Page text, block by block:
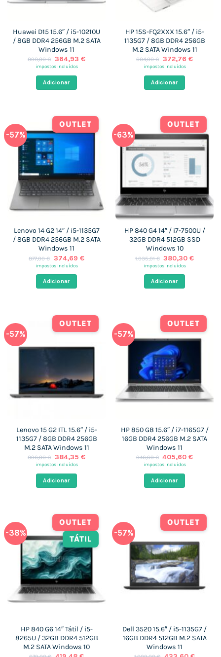
Huawei D15 15.6″ / i5-10210U
/ 8GB DDR4 256GB M.2 SATA
Windows 11
898,00€ O
preço
era:
898,00 €.
364,93 €O
impostos incluídos
Adicionar
HP 15S-FQ2XXX 15.6″ / i5-
1135G7 / 8GB DDR4 256GB
M.2 SATA Windows 11
604,00€ O
preço
era:
604,00 €.
372,76 €O
impostos incluídos
Adicionar
-57%
OUTLET
Lenovo 14 G2 14″ / i5-1135G7
/ 8GB DDR4 256GB M.2 SATA
Windows 11
877,00€ O
preço
era:
877,00 €.
374,69 €O
impostos incluídos
Adicionar
-63%
OUTLET
HP 840 G4 14″ / i7-7500U /
32GB DDR4 512GB SSD
Windows 10
1.035,01€ O
preço
era:
1.035,01 €.
380,30€O
impostos incluídos
Adicionar
-57%
OUTLET
Lenovo 15 G2 ITL 15.6″ / i5-
1135G7 / 8GB DDR4 256GB
M.2 SATA Windows 11
896,00€ O
preço
era:
896,00 €.
384,35 €O
impostos incluídos
Adicionar
-57%
OUTLET
HP 850 G8 15.6″ / i7-1165G7 /
16GB DDR4 256GB M.2 SATA
Windows 11
946,69€ O
preço
era:
946,69 €.
405,60€O
impostos incluídos
Adicionar
-38%
OUTLET
TÁTIL
HP 840 G6 14″ Tátil / i5-
8265U / 32GB DDR4 512GB
M.2 SATA Windows 10
-57%
OUTLET
Dell 3520 15.6″ / i5-1135G7 /
16GB DDR4 512GB M.2 SATA
Windows 11